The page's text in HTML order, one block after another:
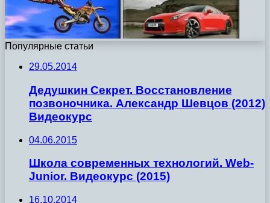
Популярные статьи
29.05.2014
Дедушкин Секрет. Восстановление
позвоночника. Александр Шевцов (2012)
Видеокурс
04.06.2015
Школа современных технологий. Web-
Junior. Видеокурс (2015)
16.10.2014